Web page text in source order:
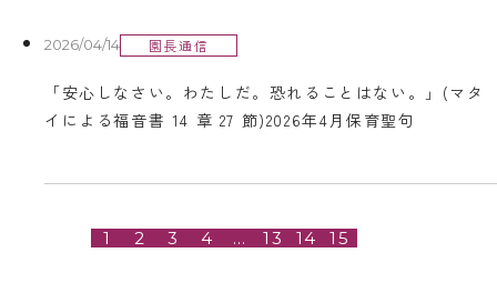
2026/04/14 園長通信
「安心しなさい。わたしだ。恐れることはない。」(マタ
イによる福音書 14 章 27 節)2026年4月保育聖句
1 2 3 4 … 13 14 15